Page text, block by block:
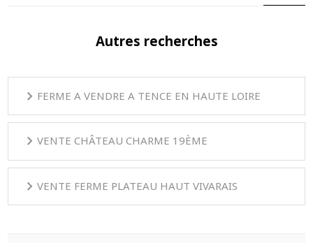
Autres recherches
FERME A VENDRE A TENCE EN HAUTE LOIRE
VENTE CHÂTEAU CHARME 19ÈME
VENTE FERME PLATEAU HAUT VIVARAIS